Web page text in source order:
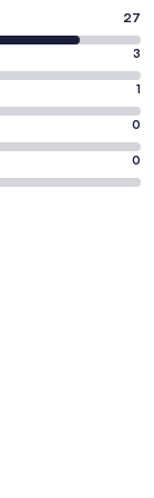
27
3
1
0
0